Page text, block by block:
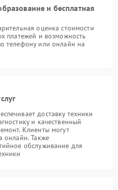
и бесплатная
оценка стоимости
платежей и возможность
телефону или онлайн на
доставку техники
и качественный
Клиенты могут
онлайн. Также
обслуживание для